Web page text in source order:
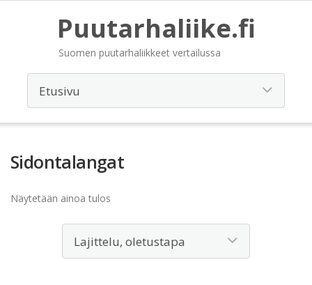
Puutarhaliike.fi
Suomen puutarhaliikkeet vertailussa
Sidontalangat
Näytetään ainoa tulos